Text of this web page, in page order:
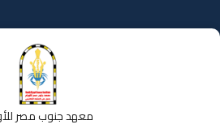
إلى
المحتوى
معهد جنوب مصر